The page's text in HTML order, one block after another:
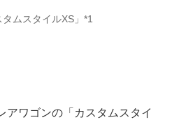
ムスタイルXS」*1
アワゴンの「カスタムスタイ